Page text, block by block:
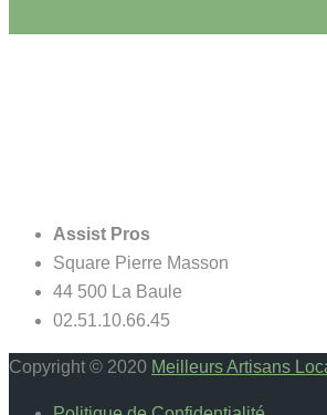
Assist Pros
Square Pierre Masson
44 500 La Baule
02.51.10.66.45
Copyright © 2020 Meilleurs Artisans